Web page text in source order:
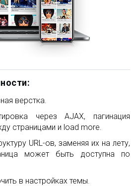
верстка.
через AJAX, пагинация
страницами и load more.
URL-ов, заменяя их на лету,
может быть доступна по
в настройках темы.